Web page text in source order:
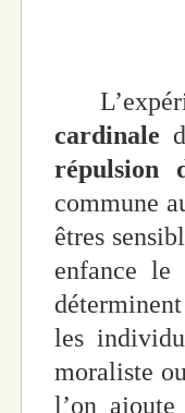
cardinale
répulsion
commune
êtres
enfance
les
moraliste
l’on